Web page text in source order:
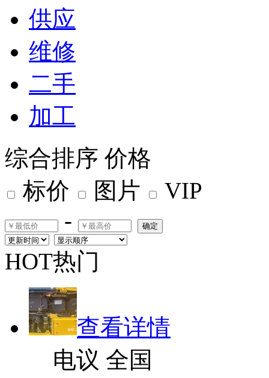
供应
维修
二手
加工
综合排序 价格
标价
图片
VIP
-
确定
HOT热门
查看详情
电议 全国